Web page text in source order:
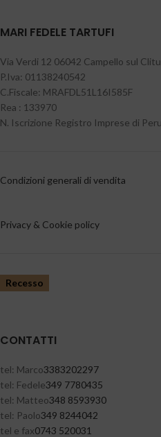
MARI FEDELE TARTUFI
Via Verdi 12 06042 Campello sul
P.Iva: 01138240542
C.Fiscale: MRAFDL51L16I585F
Rea : 133970
N. Iscrizione Registro Imprese di
Condizioni generali di vendita
Privacy & Cookie policy
Recesso
CONTATTI
tel: Marco3383202297
tel: Fedele349 7780435
tel: Matteo348 8593930
tel: Paolo349 8244042
tel e fax0743 520031